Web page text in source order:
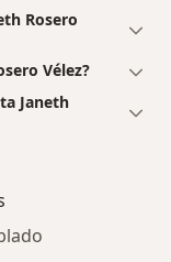
Rosero
Vélez?
Janeth